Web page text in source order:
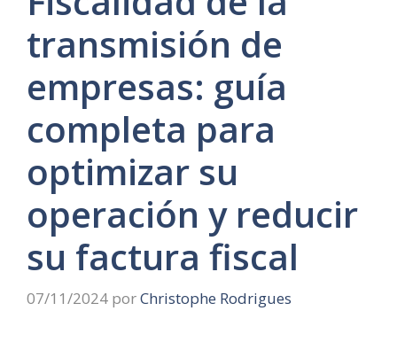
transmisión de
empresas: guía
completa para
optimizar su
operación y reducir
su factura fiscal
07/11/2024 porChristophe Rodrigues